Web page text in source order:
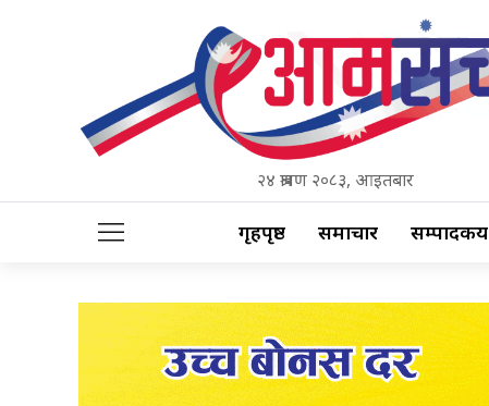
२४ श्रावण २०८३, आइतबार
गृहपृष्ठ समाचार सम्पादकीय